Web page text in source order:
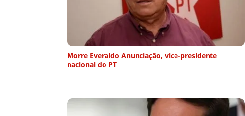
Morre Everaldo Anunciação, vice-presidente
nacional do PT